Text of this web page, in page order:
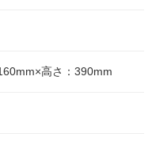
高さ：390mm